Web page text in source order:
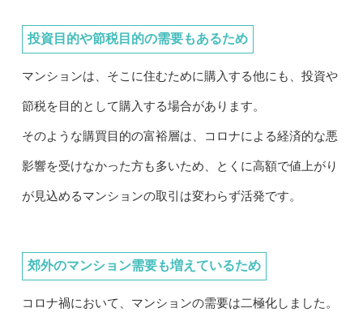
投資目的や節税目的の需要もあるため
マンションは、そこに住むために購入する他にも、投資や
節税を目的として購入する場合があります。
そのような購買目的の富裕層は、コロナによる経済的な悪
影響を受けなかった方も多いため、とくに高額で値上がり
が見込めるマンションの取引は変わらず活発です。
郊外のマンション需要も増えているため
コロナ禍において、マンションの需要は二極化しました。